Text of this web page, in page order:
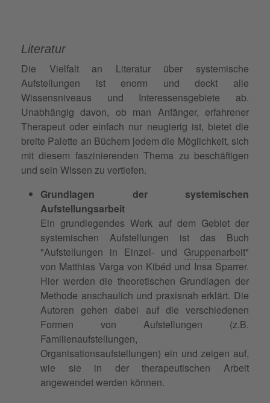
Literatur
Die Vielfalt an Literatur über systemische
Aufstellungen ist enorm und deckt alle
Wissensniveaus und Interessensgebiete ab.
Unabhängig davon, ob man Anfänger, erfahrener
Therapeut oder einfach nur neugierig ist, bietet die
breite Palette an Büchern jedem die Möglichkeit, sich
mit diesem faszinierenden Thema zu beschäftigen
und sein Wissen zu vertiefen.
Grundlagen der systemischen
Aufstellungsarbeit
Ein grundlegendes Werk auf dem Gebiet der
systemischen Aufstellungen ist das Buch
"Aufstellungen in Einzel- und Gruppenarbeit"
von Matthias Varga von Kibéd und Insa Sparrer.
Hier werden die theoretischen Grundlagen der
Methode anschaulich und praxisnah erklärt. Die
Autoren gehen dabei auf die verschiedenen
Formen von Aufstellungen (z.B.
Familienaufstellungen,
Organisationsaufstellungen) ein und zeigen auf,
wie sie in der therapeutischen Arbeit
angewendet werden können.